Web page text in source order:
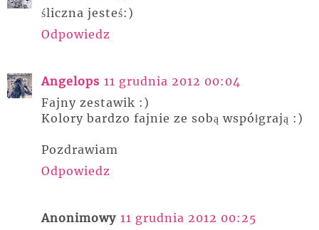
śliczna jesteś:)
Odpowiedz
Angelops 11 grudnia 2012 00:04
Fajny zestawik :)
Kolory bardzo fajnie ze sobą współgrają :)
Pozdrawiam
Odpowiedz
Anonimowy 11 grudnia 2012 00:25